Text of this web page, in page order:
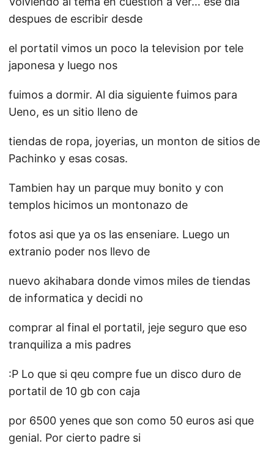
despues de escribir desde
el portatil vimos un poco la television por tele
japonesa y luego nos
fuimos a dormir. Al dia siguiente fuimos para
Ueno, es un sitio lleno de
tiendas de ropa, joyerias, un monton de sitios de
Pachinko y esas cosas.
Tambien hay un parque muy bonito y con
templos hicimos un montonazo de
fotos asi que ya os las enseniare. Luego un
extranio poder nos llevo de
nuevo akihabara donde vimos miles de tiendas
de informatica y decidi no
comprar al final el portatil, jeje seguro que eso
tranquiliza a mis padres
:P Lo que si qeu compre fue un disco duro de
portatil de 10 gb con caja
por 6500 yenes que son como 50 euros asi que
genial. Por cierto padre si